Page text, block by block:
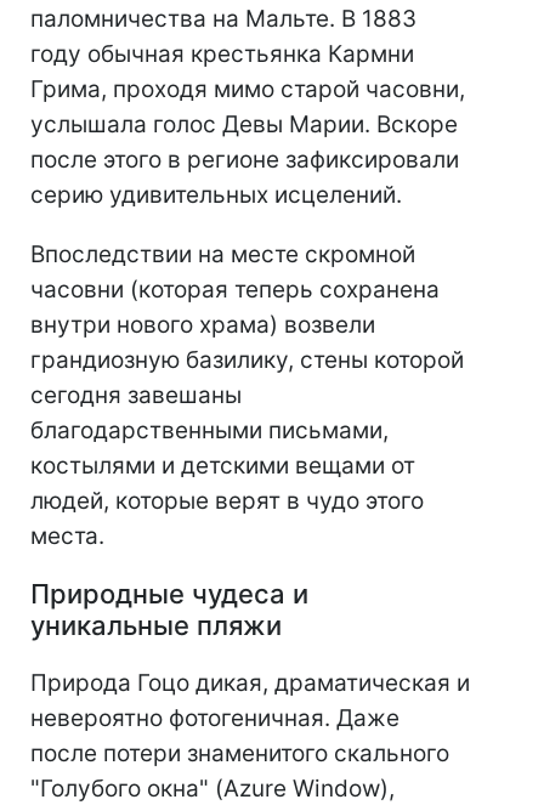
паломничества на Мальте. В 1883
году обычная крестьянка Кармни
Грима, проходя мимо старой часовни,
услышала голос Девы Марии. Вскоре
после этого в регионе зафиксировали
серию удивительных исцелений.
Впоследствии на месте скромной
часовни (которая теперь сохранена
внутри нового храма) возвели
грандиозную базилику, стены которой
сегодня завешаны
благодарственными письмами,
костылями и детскими вещами от
людей, которые верят в чудо этого
места.
Природные чудеса и
уникальные пляжи
Природа Гоцо дикая, драматическая и
невероятно фотогеничная. Даже
после потери знаменитого скального
"Голубого окна" (Azure Window),